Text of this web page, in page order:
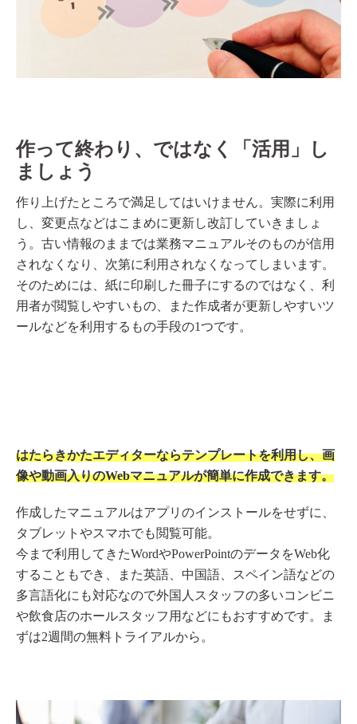
作って終わり、ではなく「活用」し
ましょう
作り上げたところで満足してはいけません。実際に利用
し、変更点などはこまめに更新し改訂していきましょ
う。古い情報のままでは業務マニュアルそのものが信用
されなくなり、次第に利用されなくなってしまいます。
そのためには、紙に印刷した冊子にするのではなく、利
用者が閲覧しやすいもの、また作成者が更新しやすいツ
ールなどを利用するもの手段の1つです。
はたらきかたエディターならテンプレートを利用し、画
像や動画入りのWebマニュアルが簡単に作成できます。
作成したマニュアルはアプリのインストールをせずに、
タブレットやスマホでも閲覧可能。
今まで利用してきたWordやPowerPointのデータをWeb化
することもでき、また英語、中国語、スペイン語などの
多言語化にも対応なので外国人スタッフの多いコンビニ
や飲食店のホールスタッフ用などにもおすすめです。ま
ずは2週間の無料トライアルから。